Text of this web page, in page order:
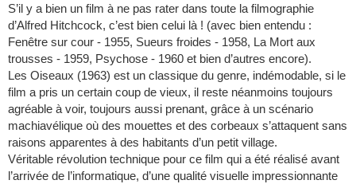
S’il y a bien un film à ne pas rater dans toute la filmographie
d’Alfred Hitchcock, c’est bien celui là ! (avec bien entendu :
Fenêtre sur cour - 1955, Sueurs froides - 1958, La Mort aux
trousses - 1959, Psychose - 1960 et bien d’autres encore).
Les Oiseaux (1963) est un classique du genre, indémodable, si le
film a pris un certain coup de vieux, il reste néanmoins toujours
agréable à voir, toujours aussi prenant, grâce à un scénario
machiavélique où des mouettes et des corbeaux s’attaquent sans
raisons apparentes à des habitants d’un petit village.
Véritable révolution technique pour ce film qui a été réalisé avant
l’arrivée de l’informatique, d’une qualité visuelle impressionnante